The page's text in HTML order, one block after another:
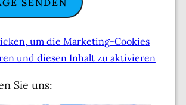
um die Marketing-Cookies
und diesen Inhalt zu aktivieren
Sie uns: